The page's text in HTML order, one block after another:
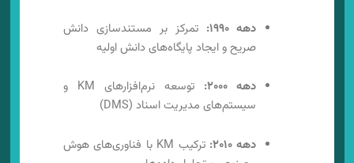
دهه ۱۹۹۰:
تمرکز بر مستندسازی دانش
صریح و ایجاد پایگاه‌های دانش اولیه
دهه ۲۰۰۰:
توسعه نرم‌افزارهای KM و
سیستم‌های مدیریت اسناد (DMS)
دهه ۲۰۱۰:
ترکیب KM با فناوری‌های هوش